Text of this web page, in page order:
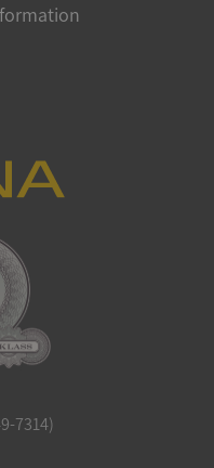
7314)
CookieScript
.syna.se
Google LLC
www.google.com
Microsoft